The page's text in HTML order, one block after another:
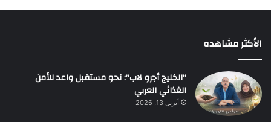
الأكثر مشاهده
“الخليج أجرو لاب”: نحو مستقبل واعد للأمن
الغذائي العربي
أبريل 13, 2026